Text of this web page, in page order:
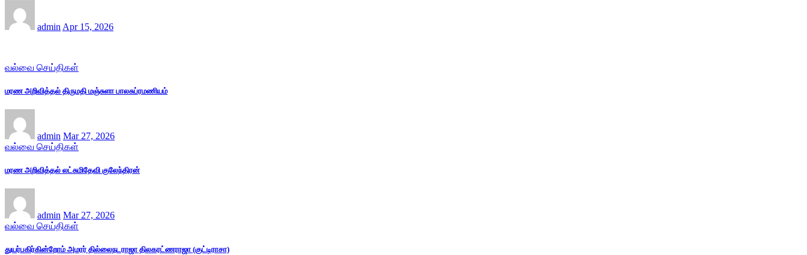
admin Apr 15, 2026
வல்வை செய்திகள்
மரண அறிவித்தல் திருமதி மஞ்சுளா பாலசுப்ரமணியம்
admin Mar 27, 2026
வல்வை செய்திகள்
மரண அறிவித்தல் லட்சுமிதேவி குலேந்திரன்
admin Mar 27, 2026
வல்வை செய்திகள்
துயர்பகிர்கின்றோம் அமரர் தில்லைநடராஜா திலகரட்ணராஜா (குட்டிராசா)